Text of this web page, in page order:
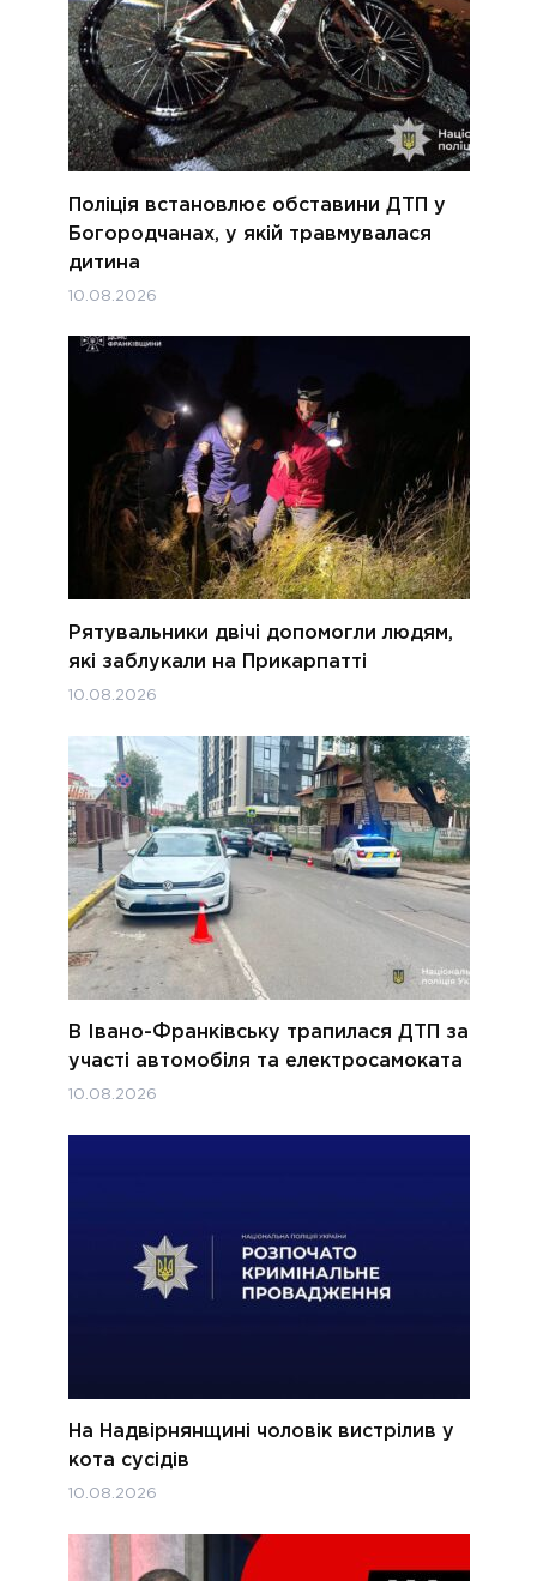
Поліція встановлює обставини ДТП у
Богородчанах, у якій травмувалася
дитина
10.08.2026
Рятувальники двічі допомогли людям,
які заблукали на Прикарпатті
10.08.2026
В Івано-Франківську трапилася ДТП за
участі автомобіля та електросамоката
10.08.2026
На Надвірнянщині чоловік вистрілив у
кота сусідів
10.08.2026